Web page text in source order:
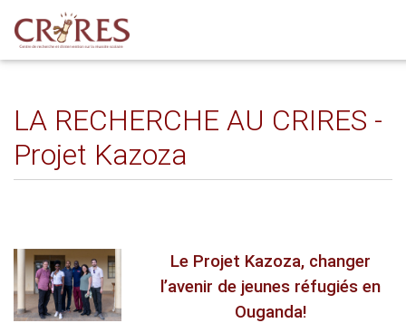
LA RECHERCHE AU CRIRES -
Projet Kazoza
Le Projet Kazoza, changer
l’avenir de jeunes réfugiés en
Ouganda!